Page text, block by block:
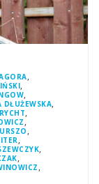
,
,
,
DŁUŻEWSKA,
,
,
,
,
,
,
,